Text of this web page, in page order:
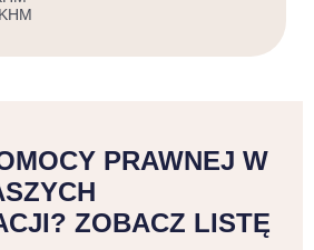
PRAWNEJ W
ZOBACZ LISTĘ